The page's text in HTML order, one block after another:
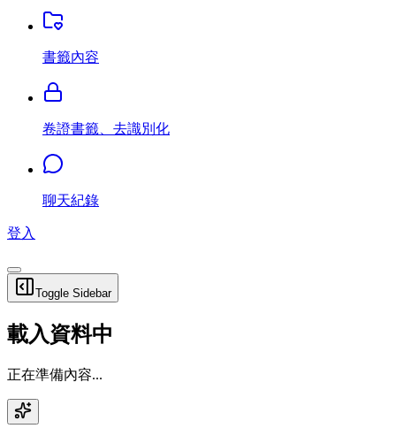
書籤內容
卷證書籤、去識別化
聊天紀錄
登入
Toggle Sidebar
載入資料中
正在準備內容...